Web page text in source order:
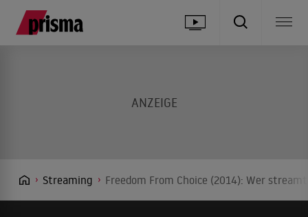
Streaming Freedom From Choice (2014): Wer